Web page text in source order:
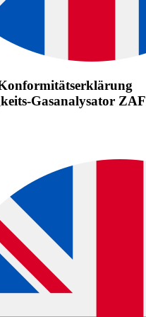
Gasanalysator ZAF